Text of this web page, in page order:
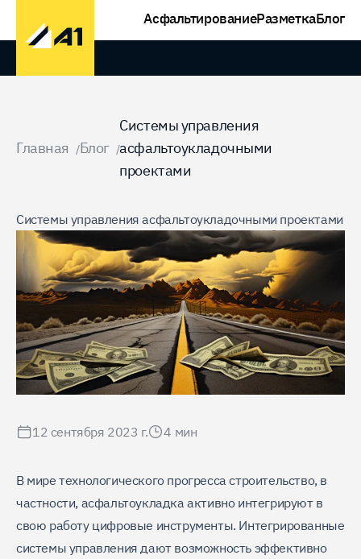
АсфальтированиеРазметкаБлог
Главная /Блог /
Системы управления
асфальтоукладочными
проектами
Системы управления асфальтоукладочными проектами
12 сентября 2023 г. 4 мин
В мире технологического прогресса строительство, в
частности, асфальтоукладка активно интегрируют в
свою работу цифровые инструменты. Интегрированные
системы управления дают возможность эффективно